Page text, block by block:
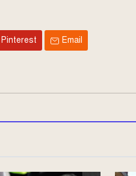
Pinterest Email